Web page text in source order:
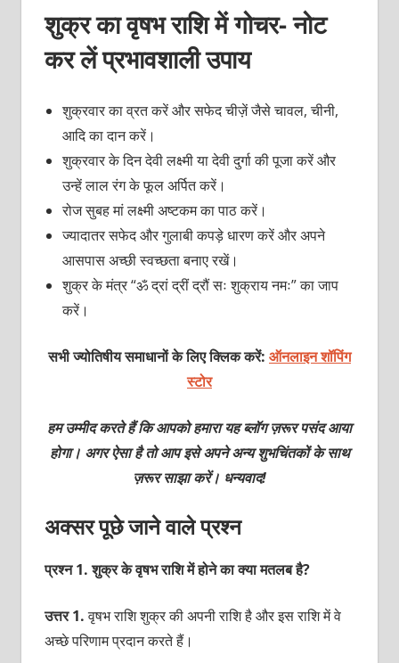
शुक्र का वृषभ राशि में गोचर- नोट
कर लें प्रभावशाली उपाय
शुक्रवार का व्रत करें और सफेद चीज़ें जैसे चावल, चीनी,
आदि का दान करें।
शुक्रवार के दिन देवी लक्ष्मी या देवी दुर्गा की पूजा करें और
उन्हें लाल रंग के फूल अर्पित करें।
रोज सुबह मां लक्ष्मी अष्टकम का पाठ करें।
ज्यादातर सफेद और गुलाबी कपड़े धारण करें और अपने
आसपास अच्छी स्वच्छता बनाए रखें।
शुक्र के मंत्र “ॐ द्रां द्रीं द्रौं सः शुक्राय नमः” का जाप
करें।
सभी ज्योतिषीय समाधानों के लिए क्लिक करें: ऑनलाइन शॉपिंग
स्टोर
हम उम्मीद करते हैं कि आपको हमारा यह ब्लॉग ज़रूर पसंद आया
होगा। अगर ऐसा है तो आप इसे अपने अन्य शुभचिंतकों के साथ
ज़रूर साझा करें। धन्यवाद!
अक्सर पूछे जाने वाले प्रश्न
प्रश्न 1. शुक्र के वृषभ राशि में होने का क्या मतलब है?
उत्तर 1.वृषभ राशि शुक्र की अपनी राशि है और इस राशि में वे
अच्छे परिणाम प्रदान करते हैं।